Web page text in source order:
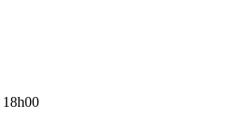
18h00